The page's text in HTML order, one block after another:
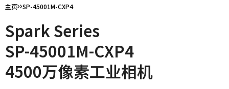
主页 SP-45001M-CXP4
Spark Series
SP-45001M-CXP4
4500万像素工业相机